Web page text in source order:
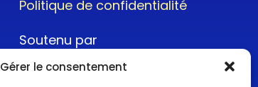
Gérer le consentement
Politique de confidentialité
Soutenu par